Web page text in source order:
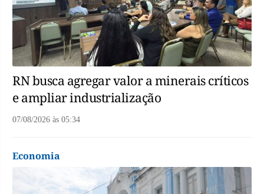
RN busca agregar valor a minerais críticos
e ampliar industrialização
07/08/2026 às 05:34
Economia